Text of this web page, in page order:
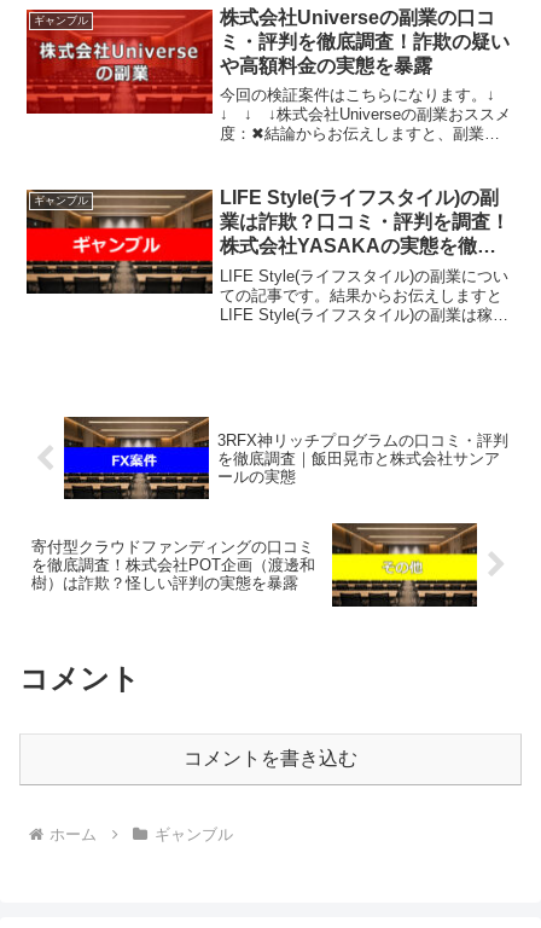
らの案件に関して今すぐ知りたいという
方は...
ギャンブル
株式会社Universeの副業の口コ
ミ・評判を徹底調査！詐欺の疑い
や高額料金の実態を暴露
今回の検証案件はこちらになります。↓
↓ ↓ ↓株式会社Universeの副業おススメ
度：✖結論からお伝えしますと、副業で
す。 執筆・監修 山口 大輔 本業（介護
職）の傍...
ギャンブル
LIFE Style(ライフスタイル)の副
業は詐欺？口コミ・評判を調査！
株式会社YASAKAの実態を徹底
暴露！
LIFE Style(ライフスタイル)の副業につい
ての記事です。結果からお伝えしますと
LIFE Style(ライフスタイル)の副業は稼げ
3RFX神リッチプログラムの口コミ・評判
を徹底調査｜飯田晃市と株式会社サンア
ールの実態
寄付型クラウドファンディングの口コミ
を徹底調査！株式会社POT企画（渡邊和
樹）は詐欺？怪しい評判の実態を暴露
コメント
コメントを書き込む
ホーム ギャンブル